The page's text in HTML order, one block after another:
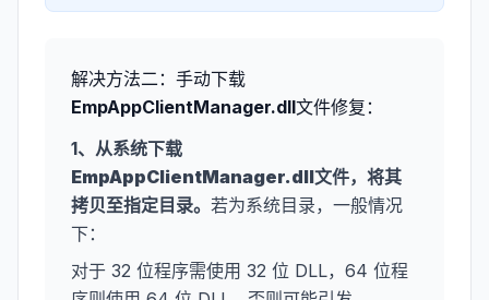
解决方法二：手动下载
EmpAppClientManager.dll文件修复：
1、从系统下载
EmpAppClientManager.dll文件，将其
拷贝至指定目录。 若为系统目录，一般情况
下：
对于 32 位程序需使用 32 位 DLL，64 位程